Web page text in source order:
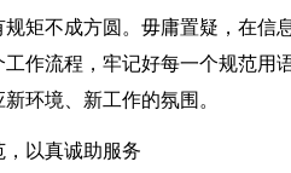
矩不成方圆。毋庸置疑，在信
作流程，牢记好每一个规范用
环境、新工作的氛围。
，以真诚助服务